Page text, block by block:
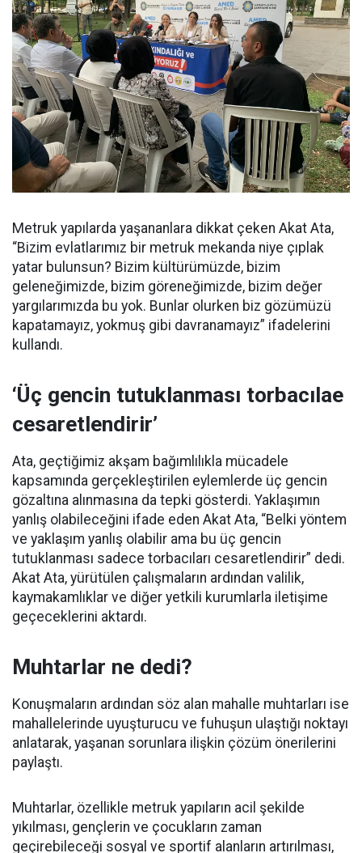
Metruk yapılarda yaşananlara dikkat çeken Akat Ata,
“Bizim evlatlarımız bir metruk mekanda niye çıplak
yatar bulunsun? Bizim kültürümüzde, bizim
geleneğimizde, bizim göreneğimizde, bizim değer
yargılarımızda bu yok. Bunlar olurken biz gözümüzü
kapatamayız, yokmuş gibi davranamayız” ifadelerini
kullandı.
‘Üç gencin tutuklanması torbacılae
cesaretlendirir’
Ata, geçtiğimiz akşam bağımlılıkla mücadele
kapsamında gerçekleştirilen eylemlerde üç gencin
gözaltına alınmasına da tepki gösterdi. Yaklaşımın
yanlış olabileceğini ifade eden Akat Ata, “Belki yöntem
ve yaklaşım yanlış olabilir ama bu üç gencin
tutuklanması sadece torbacıları cesaretlendirir” dedi.
Akat Ata, yürütülen çalışmaların ardından valilik,
kaymakamlıklar ve diğer yetkili kurumlarla iletişime
geçeceklerini aktardı.
Muhtarlar ne dedi?
Konuşmaların ardından söz alan mahalle muhtarları ise
mahallelerinde uyuşturucu ve fuhuşun ulaştığı noktayı
anlatarak, yaşanan sorunlara ilişkin çözüm önerilerini
paylaştı.
Muhtarlar, özellikle metruk yapıların acil şekilde
yıkılması, gençlerin ve çocukların zaman
geçirebileceği sosyal ve sportif alanların artırılması,